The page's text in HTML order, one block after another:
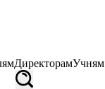
ДиректорамУчням